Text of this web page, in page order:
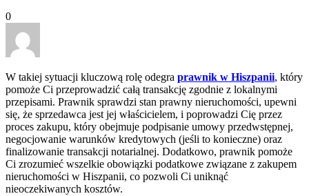
0
W takiej sytuacji kluczową rolę odegra prawnik w Hiszpanii, który
pomoże Ci przeprowadzić całą transakcję zgodnie z lokalnymi
przepisami. Prawnik sprawdzi stan prawny nieruchomości, upewni
się, że sprzedawca jest jej właścicielem, i poprowadzi Cię przez
proces zakupu, który obejmuje podpisanie umowy przedwstępnej,
negocjowanie warunków kredytowych (jeśli to konieczne) oraz
finalizowanie transakcji notarialnej. Dodatkowo, prawnik pomoże
Ci zrozumieć wszelkie obowiązki podatkowe związane z zakupem
nieruchomości w Hiszpanii, co pozwoli Ci uniknąć
nieoczekiwanych kosztów.